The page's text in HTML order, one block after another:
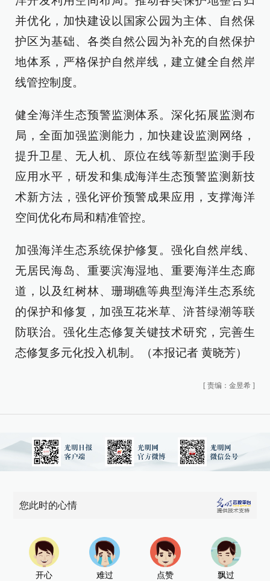
并优化，加快建设以国家公园为主体、自然保
护区为基础、各类自然公园为补充的自然保护
地体系，严格保护自然岸线，建立健全自然岸
线管控制度。
健全海洋生态预警监测体系。深化拓展监测布
局，全面加强监测能力，加快建设监测网络，
提升卫星、无人机、原位在线等新型监测手段
应用水平，研发和集成海洋生态预警监测新技
术新方法，强化评价预警成果应用，支撑海洋
空间优化布局和精准管控。
加强海洋生态系统保护修复。强化自然岸线、
无居民海岛、重要滨海湿地、重要海洋生态廊
道，以及红树林、珊瑚礁等典型海洋生态系统
的保护和修复，加强互花米草、浒苔绿潮等联
防联治。强化生态修复关键技术研究，完善生
态修复多元化投入机制。（本报记者 黄晓芳）
[ 责编：金昱希 ]
您此时的心情
开心 难过 点赞 飘过